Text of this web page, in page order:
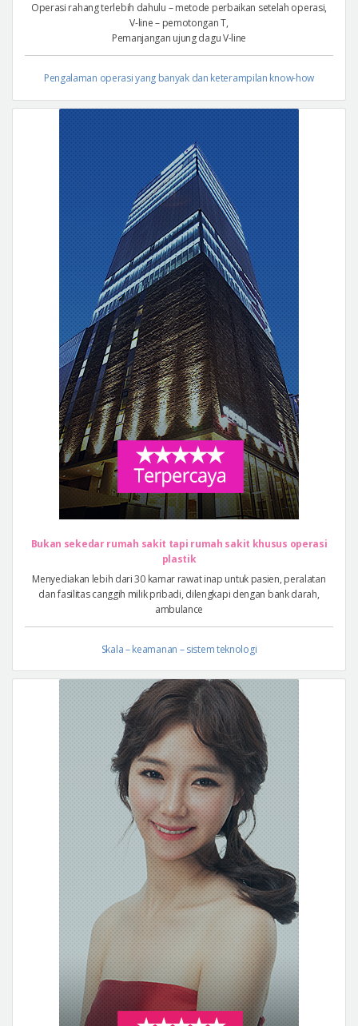
Operasi rahang terlebih dahulu – metode perbaikan setelah operasi,
V-line – pemotongan T,
Pemanjangan ujung dagu V-line
Pengalaman operasi yang banyak dan keterampilan know-how
Bukan sekedar rumah sakit tapi rumah sakit khusus operasi
plastik
Menyediakan lebih dari 30 kamar rawat inap untuk pasien, peralatan
dan fasilitas canggih milik pribadi, dilengkapi dengan bank darah,
ambulance
Skala – keamanan – sistem teknologi